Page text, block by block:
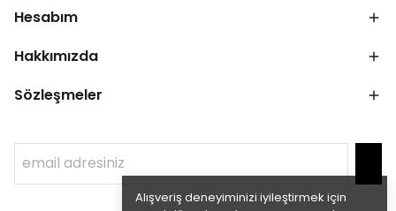
Alışveriş deneyiminizi iyileştirmek için
Hesabım
Hakkımızda
Sözleşmeler